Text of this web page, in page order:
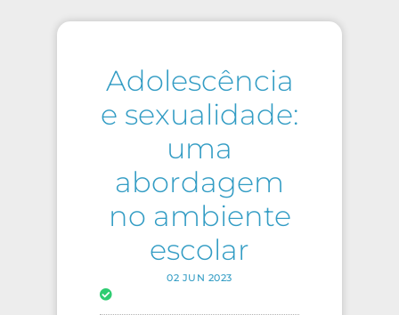
Adolescência
e sexualidade:
uma
abordagem
no ambiente
escolar
02 JUN 2023